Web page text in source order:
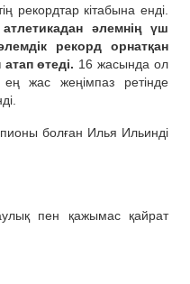
рекордтар кітабына енді.
әлемнің үш
рекорд орнатқан
өтеді. 16 жасында ол
жас жеңімпаз ретінде
болған Илья Ильинді
пен қажымас қайрат